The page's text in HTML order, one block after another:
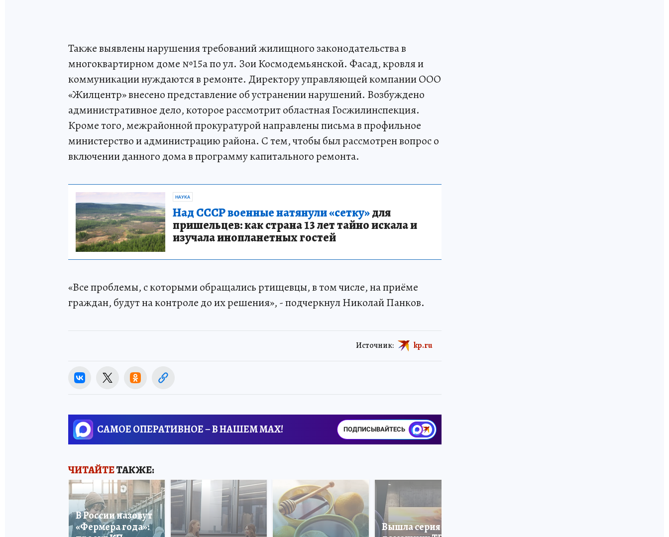
Также выявлены нарушения требований жилищного законодательства в
многоквартирном доме №15а по ул. Зои Космодемьянской. Фасад, кровля и
коммуникации нуждаются в ремонте. Директору управляющей компании ООО
«Жилцентр» внесено представление об устранении нарушений. Возбуждено
административное дело, которое рассмотрит областная Госжилинспекция.
Кроме того, межрайонной прокуратурой направлены письма в профильное
министерство и администрацию района. С тем, чтобы был рассмотрен вопрос о
включении данного дома в программу капитального ремонта.
НАУКА
Над СССР военные натянули «сетку»для
пришельцев: как страна 13 лет тайно искала и
изучала инопланетных гостей
«Все проблемы, с которыми обращались ртищевцы, в том числе, на приёме
граждан, будут на контроле до их решения», - подчеркнул Николай Панков.
Источник: kp.ru
САМОЕ ОПЕРАТИВНОЕ – В НАШЕМ MAX! ПОДПИСЫВАЙТЕСЬ
ЧИТАЙТЕТАКЖЕ:
В России назовут
«Фермера года»:
Вышла серия